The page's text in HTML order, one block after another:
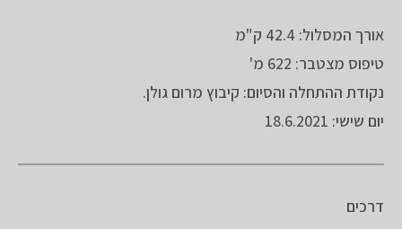
אורך המסלול: 42.4 ק"מ
טיפוס מצטבר: 622 מ'
נקודת ההתחלה והסיום: קיבוץ מרום גולן.
יום שישי: 18.6.2021
דרכים